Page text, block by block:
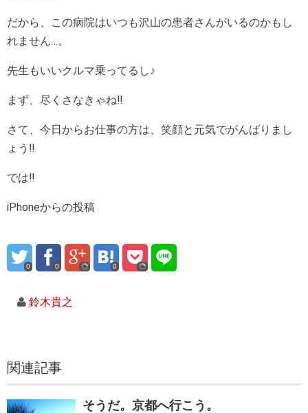
だから、この病院はいつも沢山の患者さんがいるのかもし
れません…。
先生もいいクルマ乗ってるし♪
まず、尽くさなきゃね‼
さて、今日からお仕事の方は、笑顔と元気でがんばりまし
ょう‼
では‼
iPhoneからの投稿
0 0 0
鈴木貴之
関連記事
そうだ。京都へ行こう。